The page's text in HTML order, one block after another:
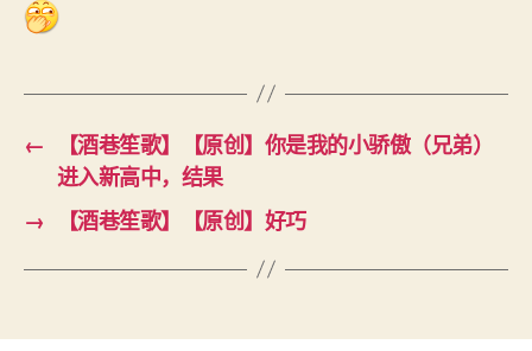
←
【酒巷笙歌】【原创】你是我的小骄傲（兄弟）
进入新高中，结果
→
【酒巷笙歌】【原创】好巧